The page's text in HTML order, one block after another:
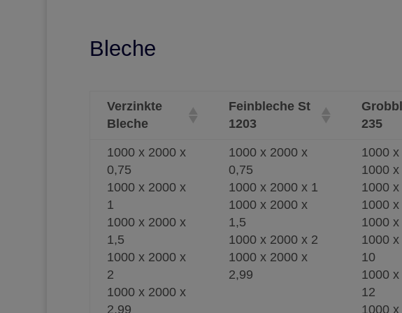
Bleche
Verzinkte
Bleche
Feinbleche St
1203
235
1000 x 2000 x
0,75
1000 x 2000 x
1
1000 x 2000 x
1,5
1000 x 2000 x
2
1000 x 2000 x
2,99
1000 x 2000 x
0,75
1000 x 2000 x 1
1000 x 2000 x
1,5
1000 x 2000 x 2
1000 x 2000 x
2,99
1000
1000
1000
1000
1000
1000
10
1000
12
1000